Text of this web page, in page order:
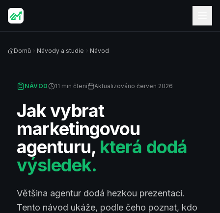
Domů Návody a studie Návod
NÁVOD 11 min čtení Aktualizováno červen 2026
Jak vybrat
marketingovou
agenturu, která dodá
výsledek.
Většina agentur dodá hezkou prezentaci.
Tento návod ukáže, podle čeho poznat, kdo